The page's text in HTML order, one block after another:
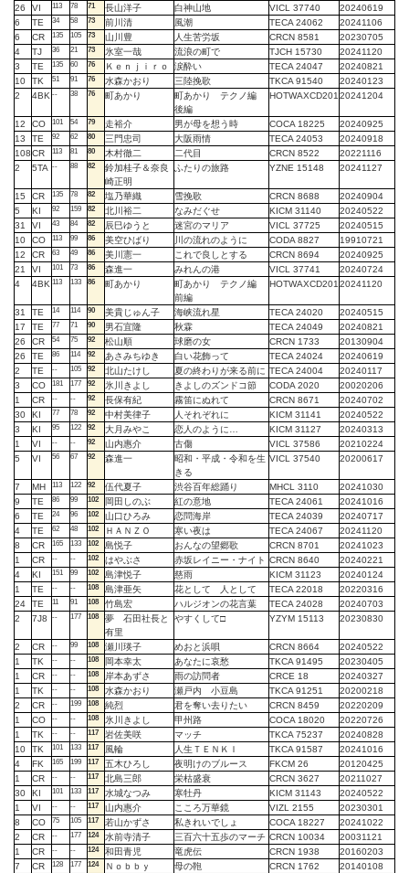
26
VI 113 78 71 長山洋子 白神山地 VICL 37740
20240619
6
TE 34 58 73 前川清 風潮 TECA 24062
20241106
6
CR 135 105 73 山川豊 人生苦労坂 CRCN 8581
20230705
4
TJ 36 21 73 氷室一哉 流浪の町で TJCH 15730
20241120
3
TE 135 60 76 Ｋｅｎｊｉｒｏ 涙酔い TECA 24047
20240821
10
TK 51 91 76 水森かおり 三陸挽歌 TKCA 91540
20240123
2
4BK -- 38 76 町あかり
町あかり テクノ編
後編
HOTWAXCD20120241204
12 CO 101 54 79 走裕介 男が母を想う時 COCA 18225
20240925
13
TE 92 62 80 三門忠司 大阪雨情 TECA 24053
20240918
108CR 113 81 80 木村徹二 二代目 CRCN 8522
20221116
2
5TA -- 88 82
鈴加桂子＆奈良
崎正明
ふたりの旅路 YZNE 15148 20241127
15 CR 135 78 82 塩乃華織 雪挽歌 CRCN 8688
20240904
5
KI 92 159 82 北川裕二 なみだぐせ KICM 31140
20240522
31
VI 43 84 82 辰巳ゆうと 迷宮のマリア VICL 37725
20240515
10
CO 113 99 86 美空ひばり 川の流れのように CODA 8827
19910721
12
CR 63 49 86 美川憲一 これで良しとする CRCN 8694
20240925
21
VI 101 73 86 森進一 みれんの港 VICL 37741
20240724
4
4BK 113 133 86 町あかり
町あかり テクノ編
前編
HOTWAXCD20120241120
31 TE 14 114 90 美貴じゅん子 海峡流れ星 TECA 24020
20240515
17
TE 77 71 90 男石宜隆 秋霖 TECA 24049
20240821
26
CR 54 75 92 松山順 球磨の女 CRCN 1733
20130904
26
TE 86 114 92 あさみちゆき 白い花飾って TECA 24024
20240619
2
TE -- 105 92 北山たけし 夏の終わりが来る前に TECA 24004
20240117
3
CO 181 177 92 氷川きよし きよしのズンドコ節 CODA 2020
20020206
1
CR -- -- 92 長保有紀 霧笛にぬれて CRCN 8671
20240702
30
KI 77 78 92 中村美律子 人それぞれに KICM 31141
20240522
3
KI 95 122 92 大月みやこ 恋人のように… KICM 31127
20240313
1
VI -- -- 92 山内惠介 古傷 VICL 37586
20210224
5
VI 56 67 92 森進一
昭和・平成・令和を生
きる
VICL 37540 20200617
7 MH 113 122 92 伍代夏子 渋谷百年総踊り MHCL 3110
20241030
9
TE 86 99 102 岡田しのぶ 紅の意地 TECA 24061
20241016
6
TE 24 96 102 山口ひろみ 恋問海岸 TECA 24039
20240717
4
TE 62 48 102 ＨＡＮＺＯ 寒い夜は TECA 24067
20241120
8
CR 165 133 102 島悦子 おんなの望郷歌 CRCN 8701
20241023
1
CR -- -- 102 はやぶさ 赤坂レイニー・ナイト CRCN 8640
20240221
4
KI 151 99 102 島津悦子 慈雨 KICM 31123
20240124
1
TE -- -- 108 島津亜矢 花として 人として TECA 22018
20220316
24
TE 11 91 108 竹島宏 ハルジオンの花言葉 TECA 24028
20240703
2
7J8 -- 177 108
夢 石田社長と
有里
やすくして□ YZYM 15113 20230830
2 CR -- 99 108 瀬川瑛子 めおと浜唄 CRCN 8664
20240522
1
TK -- -- 108 岡本幸太 あなたに哀愁 TKCA 91495
20230405
1
CR -- -- 108 岸本あずさ 雨の訪問者 CRCE 18
20240327
1
TK -- -- 108 水森かおり 瀬戸内 小豆島 TKCA 91251
20200218
2
CR -- 199 108 純烈 君を奪い去りたい CRCN 8459
20220209
1
CO -- -- 108 氷川きよし 甲州路 COCA 18020
20220726
1
TK -- -- 117 岩佐美咲 マッチ TKCA 75237
20240828
10
TK 101 133 117 風輪 人生ＴＥＮＫＩ TKCA 91587
20241016
4
FK 165 199 117 五木ひろし 夜明けのブルース FKCM 26
20120425
1
CR -- -- 117 北島三郎 栄枯盛衰 CRCN 3627
20211027
30
KI 101 133 117 水城なつみ 寒牡丹 KICM 31143
20240522
1
VI -- -- 117 山内惠介 こころ万華鏡 VIZL 2155
20230301
8
CO 75 105 117 若山かずさ 私きれいでしょ COCA 18227
20241022
2
CR -- 177 124 水前寺清子 三百六十五歩のマーチ CRCN 10034
20031121
1
CR -- -- 124 和田青児 竜虎伝 CRCN 1938
20160203
7
CR 128 177 124 Ｎｏｂｂｙ 母の鞄 CRCN 1762
20140108